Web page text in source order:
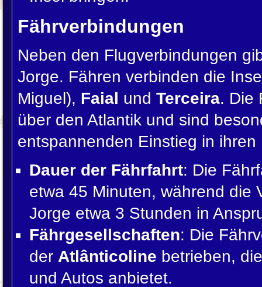
Fährverbindungen
Neben den Flugverbindungen
Jorge. Fähren verbinden die
Miguel), Faial und Terceira. Die
über den Atlantik und sind
entspannenden Einstieg in
Dauer der Fährfahrt: Die
etwa 45 Minuten, während die
Jorge etwa 3 Stunden in
Fährgesellschaften: Die
der Atlânticoline betrieben,
und Autos anbietet.